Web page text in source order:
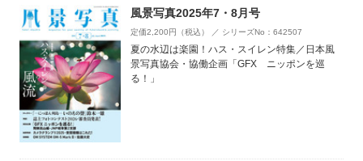
風景写真2025年7・8月号
定価2,200円（税込） ／ シリーズNo：642507
夏の水辺は楽園！ハス・スイレン特集／日本風
景写真協会・協働企画「GFX ニッポンを巡
る！」